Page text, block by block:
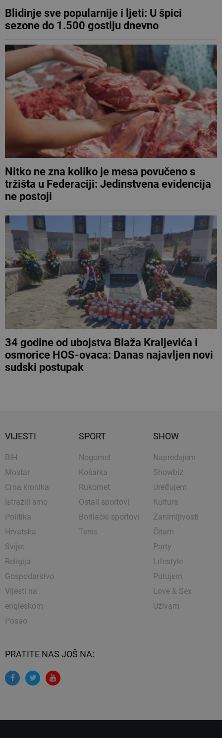
Blidinje sve popularnije i ljeti: U špici
sezone do 1.500 gostiju dnevno
Nitko ne zna koliko je mesa povučeno s
tržišta u Federaciji: Jedinstvena evidencija
ne postoji
34 godine od ubojstva Blaža Kraljevića i
osmorice HOS-ovaca: Danas najavljen novi
sudski postupak
VIJESTI
BIH
Mostar
Crna kronika
Istražili smo
Politika
Hrvatska
Svijet
Religija
Gospodarstvo
Vijesti na
engleskom
Posao
SPORT
Nogomet
Košarka
Rukomet
Ostali sportovi
Borilački sportovi
Tenis
SHOW
Napredujem
Showbiz
Uređujem
Kultura
Zanimljivosti
Čitam
Party
Lifestyle
Putujem
Love & Sex
Uživam
PRATITE NAS JOŠ NA: